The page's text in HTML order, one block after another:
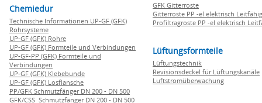
Chemiedur
Technische Informationen UP-GF (GFK)
Rohrsysteme
UP-GF (GFK) Rohre
UP-GF (GFK) Formteile und Verbindungen
UP-GF-PP (GFK) Formteile und
Verbindungen
UP-GF (GFK) Klebebunde
UP-GF (GFK) Losflansche
PP/GFK Schmutzfänger DN 200 - DN 500
GFK/CSS Schmutzfänger DN 200 - DN 500
GFK Gitterroste
Gitterroste PP -el elektrisch Leitfähig
Profiltragroste PP -el elektrisch
Lüftungsformteile
Lüftungstechnik
Revisionsdeckel für Lüftungskanäle
Luftstromüberwachung